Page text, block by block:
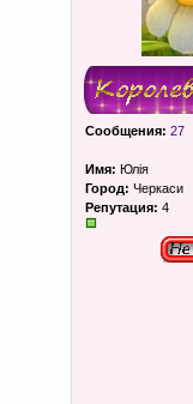
Сообщения: 27
Имя: Юлія
Город: Черкаси
Репутация: 4